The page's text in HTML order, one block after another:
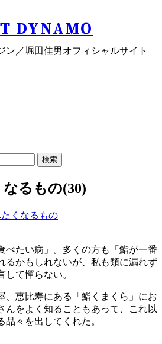
DYNAMO
ン／堀田佳男オフィシャルサイト
るもの(30)
くなるもの
べたい病」。多くの方も「鮨が一番
るかもしれないが、私も類に漏れず
して憚らない。
、恵比寿にある「鮨くまくら」にお
んをよく知ることもあって、これ以
品々を出してくれた。